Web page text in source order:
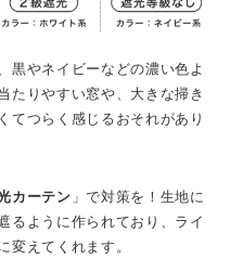
黒やネイビーなどの濃い色よ
たりやすい窓や、大きな掃き
てつらく感じるおそれがあり
カーテン 」で対策を！生地に
るように作られており、ライ
変えてくれます。